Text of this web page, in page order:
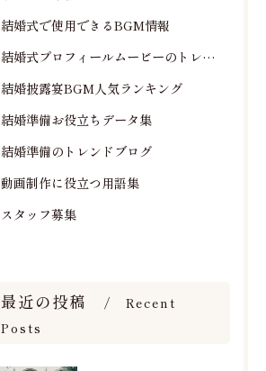
結婚式で使用できるBGM情報
結婚式プロフィールムービーのトレンド情報
結婚披露宴BGM人気ランキング
結婚準備お役立ちデータ集
結婚準備のトレンドブログ
動画制作に役立つ用語集
スタッフ募集
最近の投稿
Recent
Posts